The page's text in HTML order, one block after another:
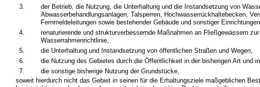
3.
der Betrieb, die Nutzung, die Unterhaltung und die Instandsetzung von
Abwasserbehandlungsanlagen, Talsperren, Hochwasserrückhaltebecken,
Fernmeldeleitungen sowie bestehender Gebäude und sonstiger
4.
renaturierende und strukturverbessernde Maßnahmen an Fließgewässern
Wasserrahmenrichtlinie,
5.
die Unterhaltung und Instandsetzung von öffentlichen Straßen und Wegen,
6.
die Nutzung des Gebietes durch die Öffentlichkeit in der bisherigen Art und
7.
die sonstige bisherige Nutzung der Grundstücke,
soweit hierdurch nicht das Gebiet in seinen für die Erhaltungsziele maßgeblichen